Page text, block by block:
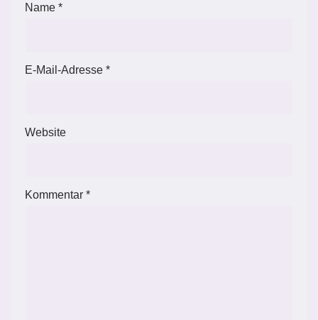
Name *
E-Mail-Adresse *
Website
Kommentar *